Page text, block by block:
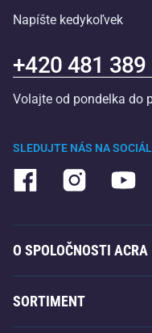
SLEDUJTE NÁS NA
Napíšte kedykoľvek
+420 481 389
Volajte od pondelka do
O SPOLOČNOSTI ACRA
O nás
Záruka Acra
SORTIMENT